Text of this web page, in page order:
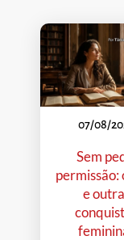
07/08/
Sem
permissão:
e